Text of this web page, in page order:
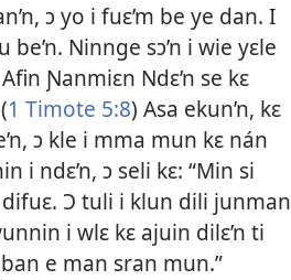
ɔ yo i fuɛ’m be ye dan. I
be’n. Ninnge sɔ’n i wie yɛle
Ɲanmiɛn Ndɛ’n se kɛ
1 Timote 5:8) Asa ekun’n, kɛ
ɔ kle i mma mun kɛ nán
i ndɛ’n, ɔ seli kɛ: “Min si
Ɔ tuli i klun dili junman
i wlɛ kɛ ajuin dilɛ’n ti
e man sran mun.”